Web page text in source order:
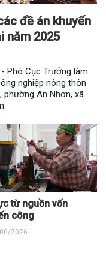
đề án khuyến
năm 2025
Phó Cục Trưởng làm
nghiệp nông thôn
phường An Nhơn, xã
từ nguồn vốn
công
2026